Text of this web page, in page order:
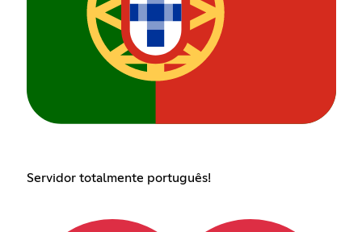
Servidor totalmente português!